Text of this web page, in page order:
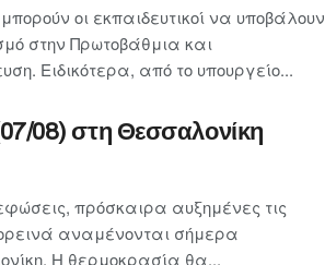
οι εκπαιδευτικοί να υποβάλουν
στην Πρωτοβάθμια και
Ειδικότερα, από το υπουργείο...
08) στη Θεσσαλονίκη
πρόσκαιρα αυξημένες τις
αναμένονται σήμερα
Η θερμοκρασία θα...